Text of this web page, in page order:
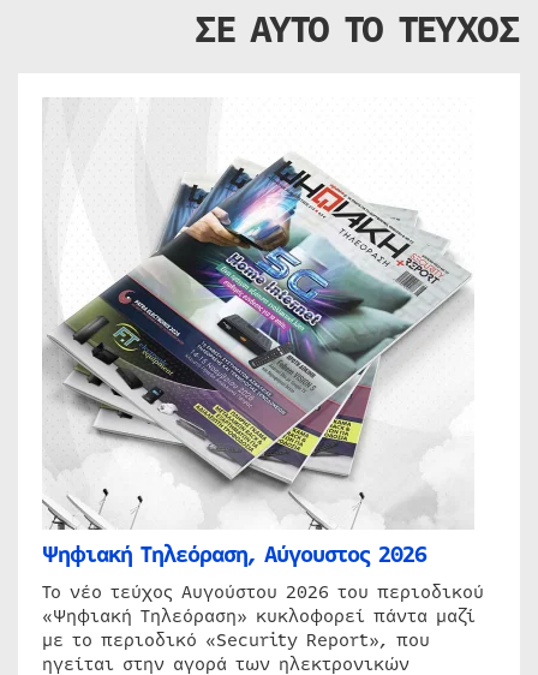
ΣΕ ΑΥΤΟ ΤΟ ΤΕΥΧΟΣ
Ψηφιακή Τηλεόραση, Αύγουστος 2026
Το νέο τεύχος Αυγούστου 2026 του περιοδικού
«Ψηφιακή Τηλεόραση» κυκλοφορεί πάντα μαζί
με το περιοδικό «Security Report», που
ηγείται στην αγορά των ηλεκτρονικών